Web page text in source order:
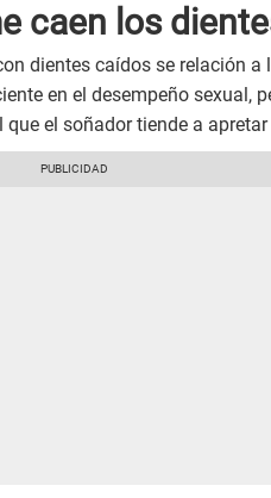
caen los
dientes caídos se relación a
en el desempeño sexual,
el soñador tiende a